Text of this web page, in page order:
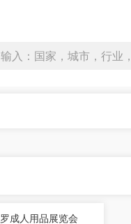
输入：国家，城市，行业